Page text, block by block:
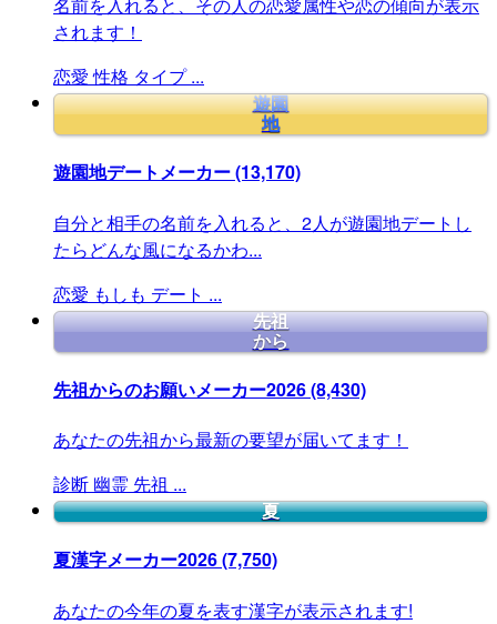
されます！
恋愛 性格 タイプ ...
遊園
地
遊園地デートメーカー(13,170)
自分と相手の名前を入れると、2人が遊園地デートし
たらどんな風になるかわ...
恋愛 もしも デート ...
先祖
から
先祖からのお願いメーカー2026(8,430)
あなたの先祖から最新の要望が届いてます！
診断 幽霊 先祖 ...
夏
夏漢字メーカー2026(7,750)
あなたの今年の夏を表す漢字が表示されます!